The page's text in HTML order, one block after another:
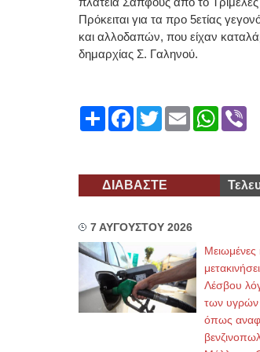
Πρόκειται για τα προ 5ετίας
και αλλοδαπών, που είχαν
δημαρχίας Σ. Γαληνού.
ShareFacebook
TwitterEmail
ΔΙΑΒΑΣΤΕ
7 ΑΥΓΟΥΣΤΟΥ 2026
Μειωμένες
Λέσβου
των υγρών
όπως